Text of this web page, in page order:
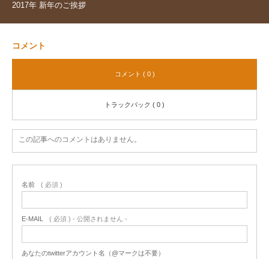
2017年 新年のご挨拶
コメント
コメント ( 0 )
トラックバック ( 0 )
この記事へのコメントはありません。
名前 ( 必須 )
E-MAIL ( 必須 ) - 公開されません -
あなたのtwitterアカウント名（@マークは不要）